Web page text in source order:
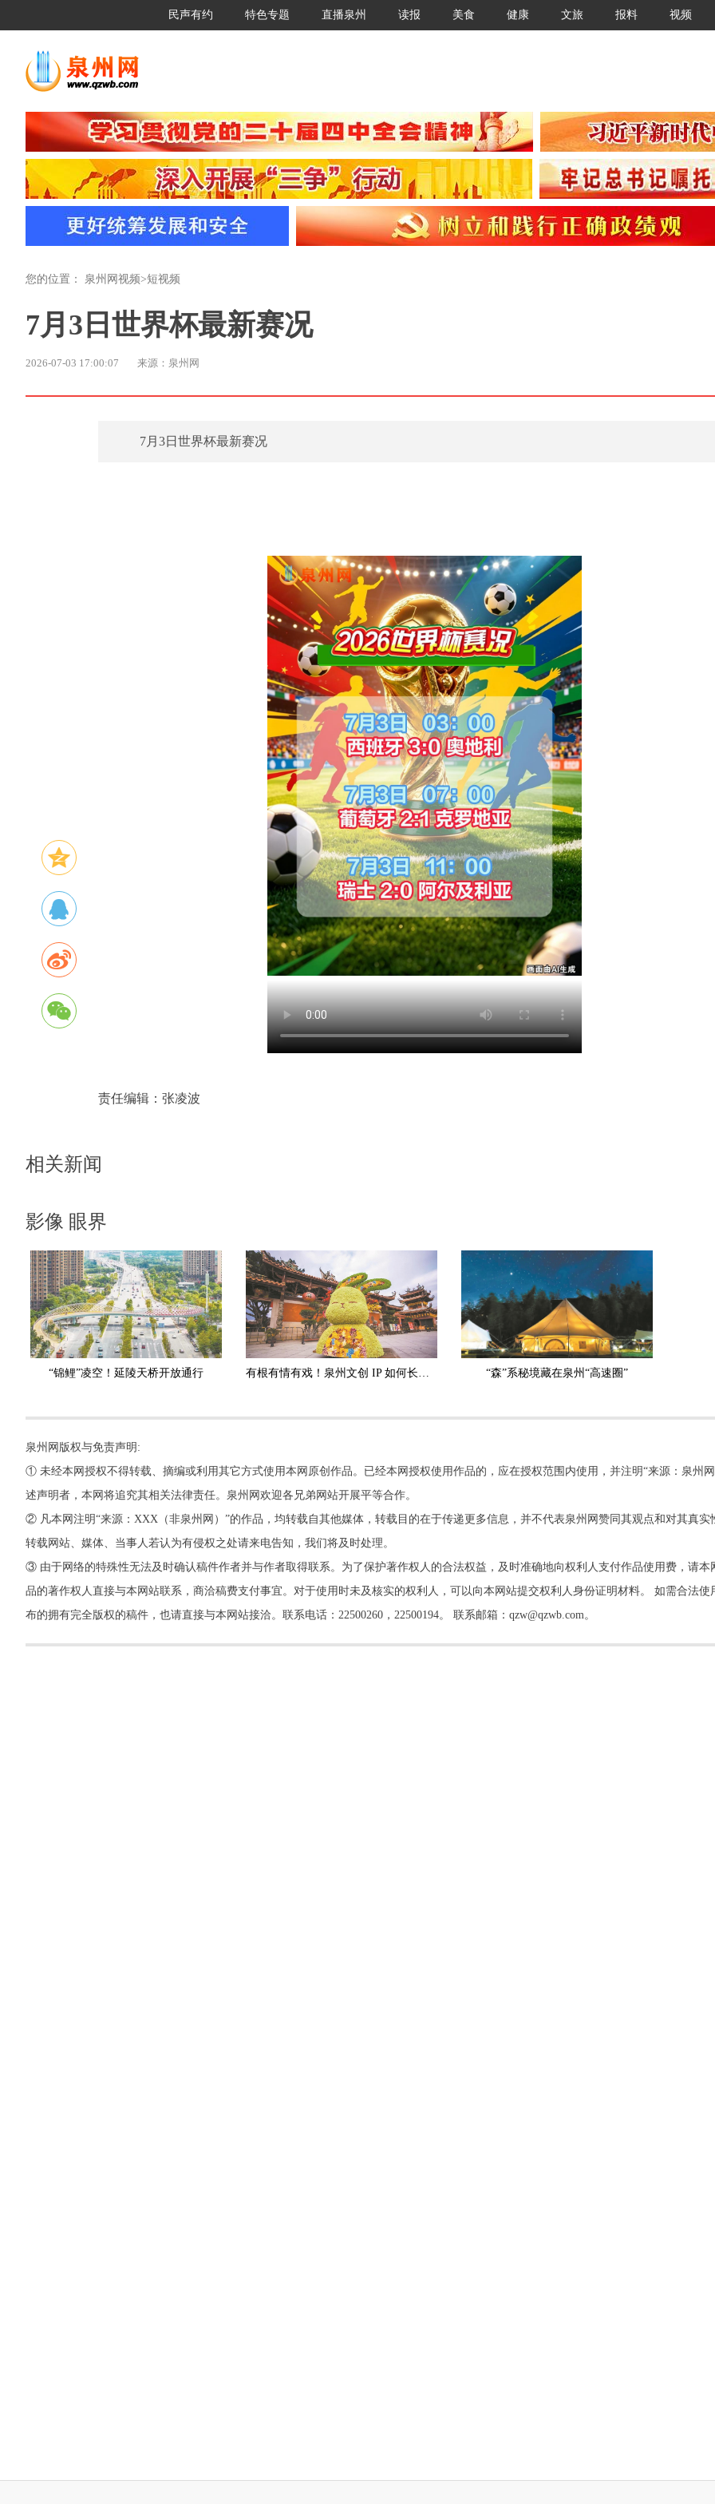
民声有约 特色专题 直播泉州 读报 美食 健康 文旅 报料 视频
您的位置： 泉州网视频>短视频
7月3日世界杯最新赛况
2026-07-03 17:00:07 来源：泉州网
7月3日世界杯最新赛况
责任编辑： 张凌波
相关新闻
影像 眼界
“锦鲤”凌空！延陵天桥开放通行 有根有情有戏！泉州文创 IP 如何长久走红？ “森”系秘境藏在泉州“高速圈”
泉州网版权与免责声明:
① 未经本网授权不得转载、摘编或利用其它方式使用本网原创作品。已经本网授权使用作品的，应在授权范围内使用，并注明“来源：泉州
述声明者，本网将追究其相关法律责任。泉州网欢迎各兄弟网站开展平等合作。
② 凡本网注明“来源：XXX（非泉州网）”的作品，均转载自其他媒体，转载目的在于传递更多信息，并不代表泉州网赞同其观点和对其真实
转载网站、媒体、当事人若认为有侵权之处请来电告知，我们将及时处理。
③ 由于网络的特殊性无法及时确认稿件作者并与作者取得联系。为了保护著作权人的合法权益，及时准确地向权利人支付作品使用费，请本
品的著作权人直接与本网站联系，商洽稿费支付事宜。对于使用时未及核实的权利人，可以向本网站提交权利人身份证明材料。 如需合法使
布的拥有完全版权的稿件，也请直接与本网站接洽。联系电话：22500260，22500194。 联系邮箱：qzw@qzwb.com。